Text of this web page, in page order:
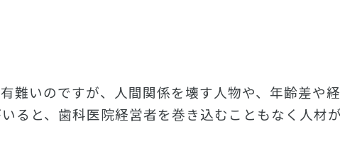
難いのですが、人間関係を壊す人物や、年齢差や
ると、歯科医院経営者を巻き込むこともなく人材